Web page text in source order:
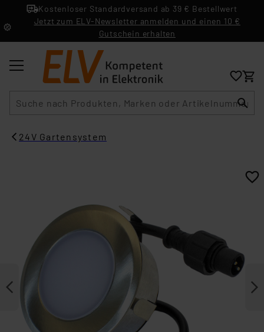
Kostenloser Standardversand ab 39 € Bestellwert
Jetzt zum ELV-Newsletter anmelden und einen 10 €
Gutschein erhalten
24V Gartensystem